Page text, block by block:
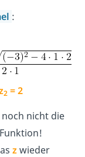
:
2 = 2
noch nicht die
zwieder